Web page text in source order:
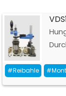
#Reibahle